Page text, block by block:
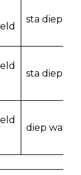
sta diep
sta diep
diep water